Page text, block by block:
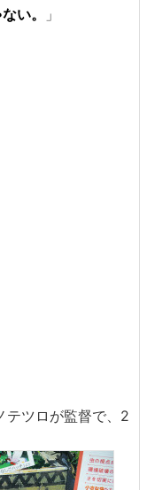
い。 」
テツロが監督で、2